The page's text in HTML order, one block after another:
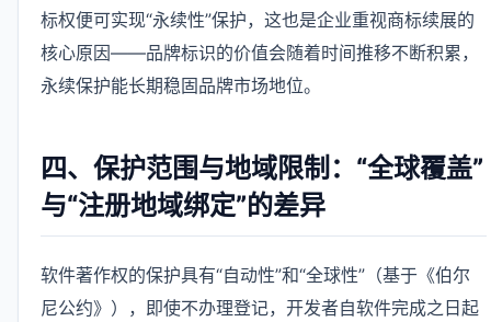
标权便可实现“永续性”保护，这也是企业重视商标续展的
核心原因——品牌标识的价值会随着时间推移不断积累，
永续保护能长期稳固品牌市场地位。
四、保护范围与地域限制：“全球覆盖”
与“注册地域绑定”的差异
软件著作权的保护具有“自动性”和“全球性”（基于《伯尔
尼公约》），即使不办理登记，开发者自软件完成之日起